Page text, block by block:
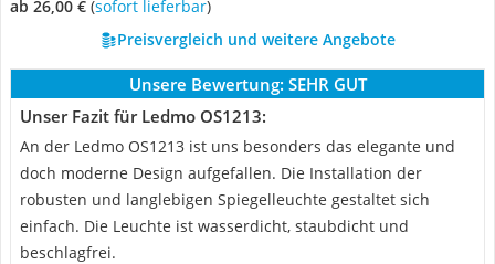
ab 26,00 € ( Sofort lieferbar)
Preisvergleich und weitere Angebote
Unsere Bewertung: SEHR GUT
Unser Fazit für Ledmo OS1213:
An der Ledmo OS1213 ist uns besonders das elegante und
doch moderne Design aufgefallen. Die Installation der
robusten und langlebigen Spiegelleuchte gestaltet sich
einfach. Die Leuchte ist wasserdicht, staubdicht und
beschlagfrei.